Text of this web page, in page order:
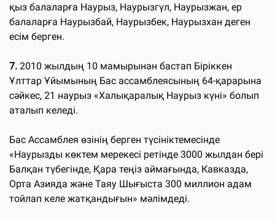
қыз балаларға Наурыз, Наурызгүл, Наурызжан, ер
балаларға Наурызбай, Наурызбек, Наурызхан деген
есім берген.
7. 2010 жылдың 10 мамырынан бастап Біріккен
Ұлттар Ұйымының Бас ассамблеясының 64-қарарына
сәйкес, 21 наурыз «Халықаралық Наурыз күні» болып
аталып келеді.
Бас Ассамблея өзінің берген түсініктемесінде
«Наурызды көктем мерекесі ретінде 3000 жылдан бері
Балқан түбегінде, Қара теңіз аймағында, Кавказда,
Орта Азияда және Таяу Шығыста 300 миллион адам
тойлап келе жатқандығын» мәлімдеді.